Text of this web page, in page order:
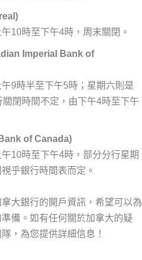
10時至下午4時，周末關閉。
Imperial Bank of
9時半至下午5時；星期六則是
關閉時間不定，由下午4時至下午
of Canada)
10時至下午4時，部分分行星期
乎銀行時間表而定。
大銀行的開戶資訊，希望可以為
備。如有任何關於加拿大的疑
，為您提供詳細信息！